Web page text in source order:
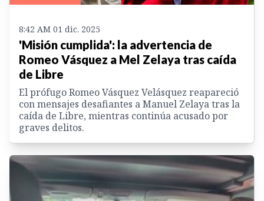
8:42 AM 01 dic. 2025
'Misión cumplida': la advertencia de
Romeo Vásquez a Mel Zelaya tras caída
de Libre
El prófugo Romeo Vásquez Velásquez reapareció
con mensajes desafiantes a Manuel Zelaya tras la
caída de Libre, mientras continúa acusado por
graves delitos.